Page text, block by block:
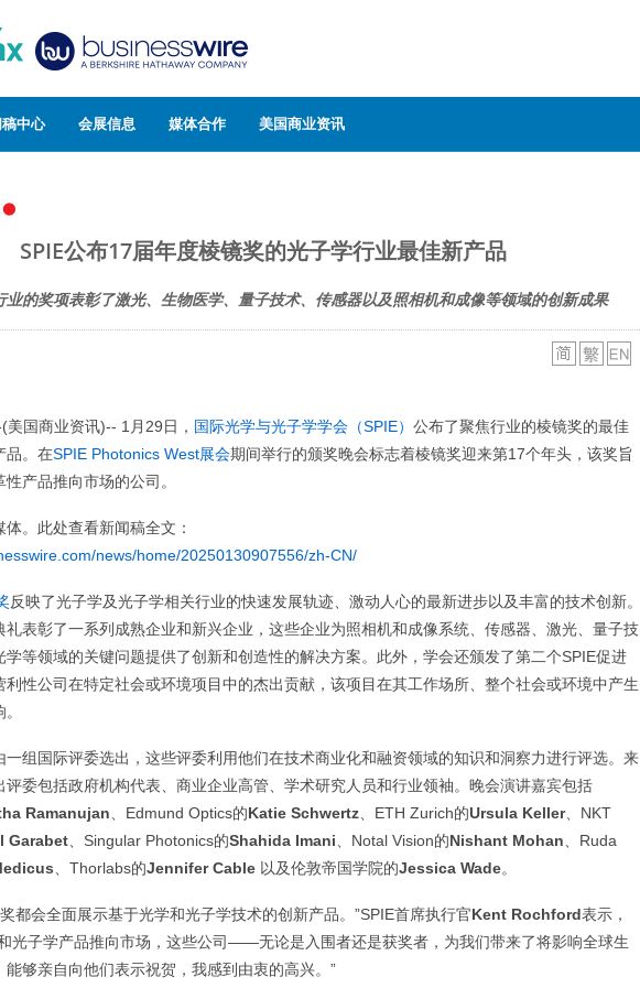
中心 会展信息 媒体合作 美国商业资讯
SPIE公布17届年度棱镜奖的光子学行业最佳新产品
业的奖项表彰了激光、生物医学、量子技术、传感器以及照相机和成像等领域的创新成果
国商业资讯)-- 1月29日， 国际光学与光子学学会（SPIE） 公布了聚焦行业的棱镜奖的最佳
品。在SPIE Photonics West展会期间举行的颁奖晚会标志着棱镜奖迎来第17个年头，该奖旨
产品推向市场的公司。
。此处查看新闻稿全文：
news/home/20250130907556/zh-CN/
反映了光子学及光子学相关行业的快速发展轨迹、激动人心的最新进步以及丰富的技术创新。
礼表彰了一系列成熟企业和新兴企业，这些企业为照相机和成像系统、传感器、激光、量子技
学等领域的关键问题提供了创新和创造性的解决方案。此外，学会还颁发了第二个SPIE促进
利性公司在特定社会或环境项目中的杰出贡献，该项目在其工作场所、整个社会或环境中产生
一组国际评委选出，这些评委利用他们在技术商业化和融资领域的知识和洞察力进行评选。来
评委包括政府机构代表、商业企业高管、学术研究人员和行业领袖。晚会演讲嘉宾包括
Ramanujan 、Edmund Optics的Katie Schwertz 、ETH Zurich的Ursula Keller、NKT
Garabet 、Singular Photonics的Shahida Imani 、Notal Vision的Nishant Mohan 、Ruda
、Thorlabs的Jennifer Cable 以及伦敦帝国学院的Jessica Wade。
都会全面展示基于光学和光子学技术的创新产品。”SPIE首席执行官Kent Rochford表示，
光子学产品推向市场，这些公司——无论是入围者还是获奖者，为我们带来了将影响全球生
能够亲自向他们表示祝贺，我感到由衷的高兴。”